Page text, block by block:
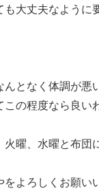
大丈夫なように
となく体調が悪
の程度なら良い
火曜、水曜と布
よろしくお願い